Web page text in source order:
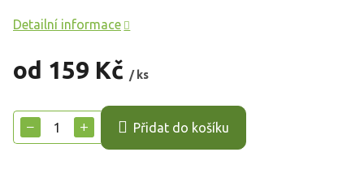
od 159 Kč / ks
cena:
+
− Přidat do košíku
Detailní informace